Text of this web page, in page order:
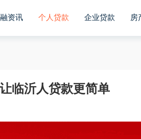
资讯 个人贷款 企业贷款 房
临沂人贷款更简单